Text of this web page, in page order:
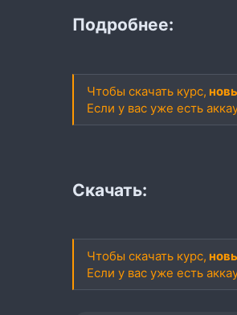
Подробнее:
Чтобы скачать курс,
Если у вас уже есть
Скачать:
Чтобы скачать курс,
Если у вас уже есть